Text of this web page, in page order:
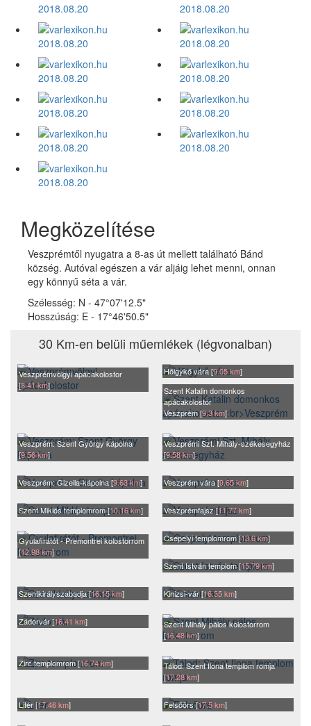
2018.08.20 2018.08.20
2018.08.20 2018.08.20
2018.08.20 2018.08.20
2018.08.20 2018.08.20
2018.08.20 2018.08.20
2018.08.20
Megközelítése
Veszprémtől nyugatra a 8-as út mellett található Bánd
község. Autóval egészen a vár aljáig lehet menni, onnan
egy könnyű séta a vár.
Szélesség: N - 47°07'12.5"
Hosszúság: E - 17°46'50.5"
30 Km-en belüli műemlékek (légvonalban)
Veszprémvölgyi apácakolostor
[8.41 km]
Hölgykő vára [9.05 km]
Szent Katalin domonkos
apácakolostor
Veszprém [9.3 km]
Veszprém: Szent György kápolna
[9.56 km]
Veszprémi Szt. Mihály-székesegyház
[9.58 km]
Veszprém: Gizella-kápolna [9.63 km] Veszprém vára [9.65 km]
Szent Miklós templomrom [10.16 km] Veszprémfajsz [11.77 km]
Gyulafirátót - Premontrei kolostorrom
[12.98 km]
Csepelyi templomrom [13.6 km]
Szent István templom [15.79 km]
Szentkirályszabadja [16.15 km] Kinizsi-vár [16.35 km]
Zádorvár [16.41 km]
Szent Mihály pálos kolostorrom
[16.48 km]
Zirc templomrom [16.74 km]
Tálod: Szent Ilona templom romja
[17.28 km]
Litér [17.46 km] Felsőörs [17.5 km]